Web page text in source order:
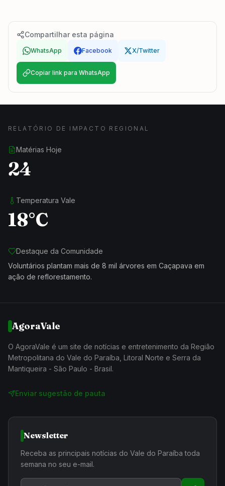
Compartilhar esta página
WhatsApp Facebook X/Twitter
Copiar link para WhatsApp
RELATÓRIO DE IMPACTO REGIONAL
Matérias Hoje
24
Temperatura Vale
18°C
Destaque da Comunidade
Voluntários plantam mais de 8 mil árvores em Caçapava em
ação de reflorestamento.
AgoraVale
O AgoraVale é um site de notícias e entretenimento da Região
Metropolitana do Vale do Paraíba, Litoral Norte e Serra da
Mantiqueira - São Paulo - Brasil.
Enviar sugestão de pauta
Newsletter
Receba as principais notícias do Vale do Paraíba toda
semana no seu e-mail.